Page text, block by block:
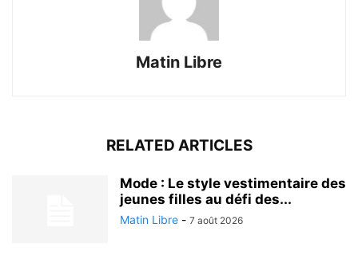
Matin Libre
RELATED ARTICLES
Mode : Le style vestimentaire des
jeunes filles au défi des...
Matin Libre - 7 août 2026